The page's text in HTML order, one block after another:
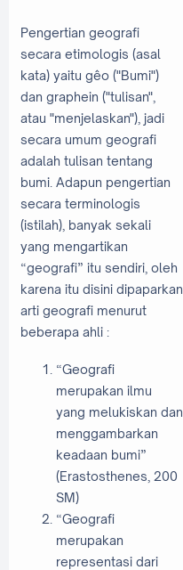
Pengertian geografi
secara etimologis (asal
kata) yaitu gêo ("Bumi")
dan graphein ("tulisan",
atau "menjelaskan"), jadi
secara umum geografi
adalah tulisan tentang
bumi. Adapun pengertian
secara terminologis
(istilah), banyak sekali
yang mengartikan
“geografi” itu sendiri, oleh
karena itu disini dipaparkan
arti geografi menurut
beberapa ahli :
“Geografi
merupakan ilmu
yang melukiskan dan
menggambarkan
keadaan bumi”
(Erastosthenes, 200
SM)
“Geografi
merupakan
representasi dari